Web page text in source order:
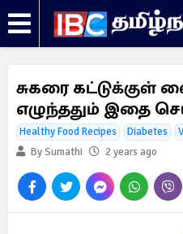
சுகரை கட்டுக்குள்
எழுந்ததும் இதை
Healthy Food Recipes Diabetes
By Sumathi
2 years ago